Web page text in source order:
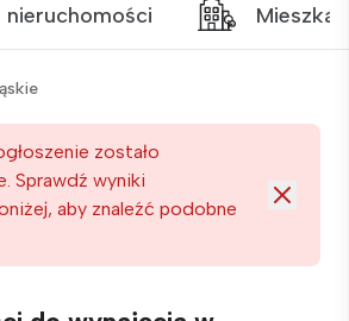
zostało
Sprawdź wyniki
aby znaleźć podobne